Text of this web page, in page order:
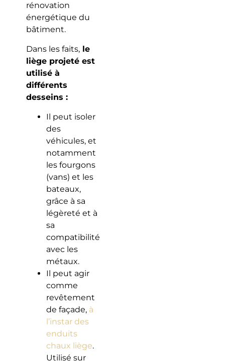
rénovation
énergétique du
bâtiment.
Dans les faits,le
liège projeté est
utilisé à
différents
desseins :
Il peut isoler
des
véhicules, et
notamment
les fourgons
(vans) et les
bateaux,
grâce à sa
légèreté et à
sa
compatibilité
avec les
métaux.
Il peut agir
comme
revêtement
de façade, à
l’instar des
enduits
chaux liège.
Utilisé sur